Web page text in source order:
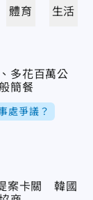
體育 生活
多花百萬公
簡餐
處爭議？
案卡關 韓國